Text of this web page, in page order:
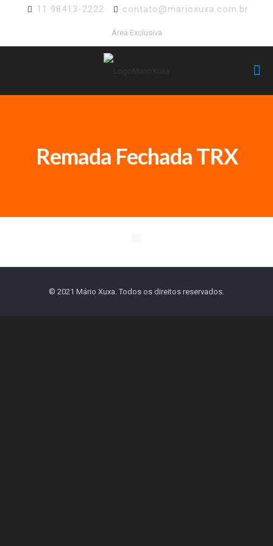
11 98413-2222 contato@marioxuxa.com.br
Área Exclusiva
Remada Fechada TRX
© 2021 Mário Xuxa. Todos os direitos reservados.